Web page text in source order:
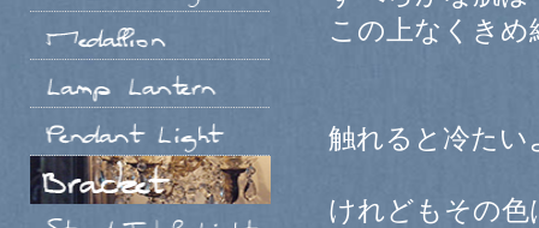
この上なくき
触れると冷たい
けれどもその色